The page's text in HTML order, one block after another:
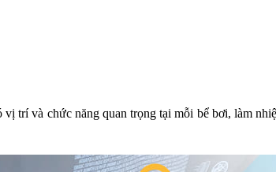
vị trí và chức năng quan trọng tại mỗi bể bơi, làm